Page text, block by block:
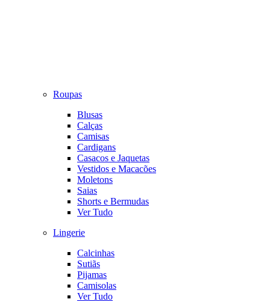
Roupas
Blusas
Calças
Camisas
Cardigans
Casacos e Jaquetas
Vestidos e Macacões
Moletons
Saias
Shorts e Bermudas
Ver Tudo
Lingerie
Calcinhas
Sutiãs
Pijamas
Camisolas
Ver Tudo